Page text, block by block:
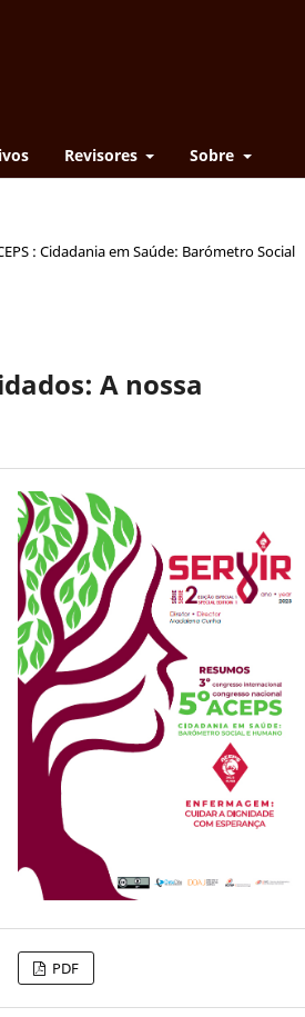
Revisores Sobre
: Cidadania em Saúde: Barómetro Social
A nossa
PDF